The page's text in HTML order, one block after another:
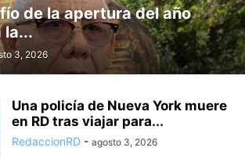
de la apertura del año
la...
3, 2026
Una policía de Nueva York muere
en RD tras viajar para...
RedaccionRD - agosto 3, 2026